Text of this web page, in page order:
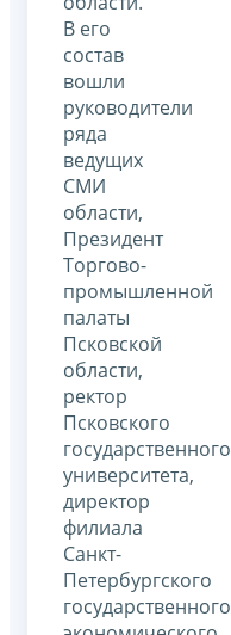
В его
состав
вошли
руководители
ряда
ведущих
СМИ
области,
Президент
Торгово-
промышленной
палаты
Псковской
области,
ректор
Псковского
государственного
университета,
директор
филиала
Санкт-
Петербургского
государственного